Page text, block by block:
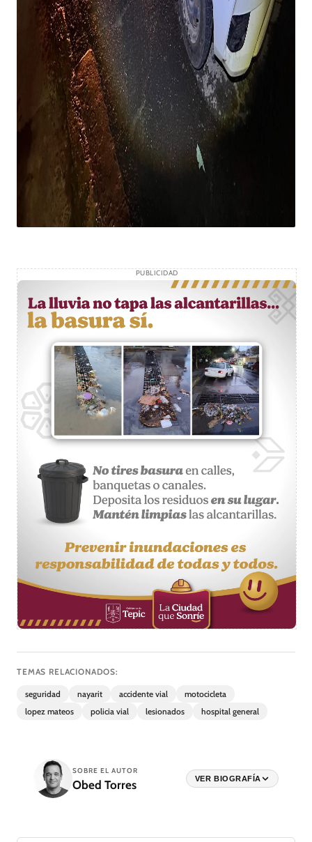
PUBLICIDAD
TEMAS RELACIONADOS:
seguridad nayarit accidente vial
motocicleta
lopez mateos
policia vial lesionados hospital general
SOBRE EL AUTOR
Obed Torres VER BIOGRAFÍA